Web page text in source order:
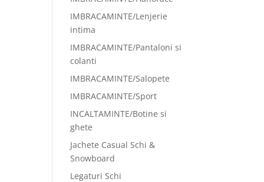
IMBRACAMINTE/Lenjerie
intima
IMBRACAMINTE/Pantaloni si
colanti
IMBRACAMINTE/Salopete
IMBRACAMINTE/Sport
INCALTAMINTE/Botine si
ghete
Jachete Casual Schi &
Snowboard
Legaturi Schi